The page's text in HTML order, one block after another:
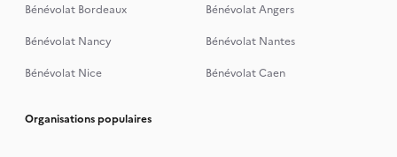
Bénévolat Bordeaux
Bénévolat Angers
Bénévolat Nancy
Bénévolat Nantes
Bénévolat Nice
Bénévolat Caen
Organisations populaires